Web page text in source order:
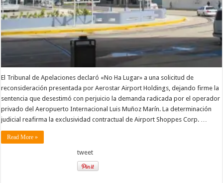
El Tribunal de Apelaciones declaró «No Ha Lugar» a una solicitud de
reconsideración presentada por Aerostar Airport Holdings, dejando firme la
sentencia que desestimó con perjuicio la demanda radicada por el operador
privado del Aeropuerto Internacional Luis Muñoz Marín. La determinación
judicial reafirma la exclusividad contractual de Airport Shoppes Corp. …
Read More »
tweet